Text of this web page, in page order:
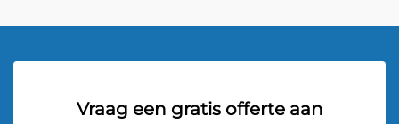
Vraag een gratis offerte aan